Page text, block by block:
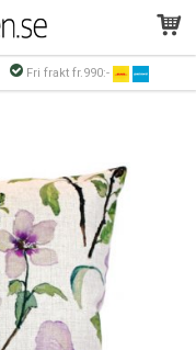
Fri frakt fr.990:-